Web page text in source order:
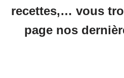
recettes,… vous
page nos